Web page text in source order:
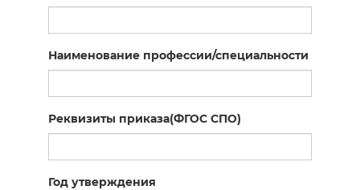
Наименование профессии/специальности
Реквизиты приказа(ФГОС СПО)
Год утверждения